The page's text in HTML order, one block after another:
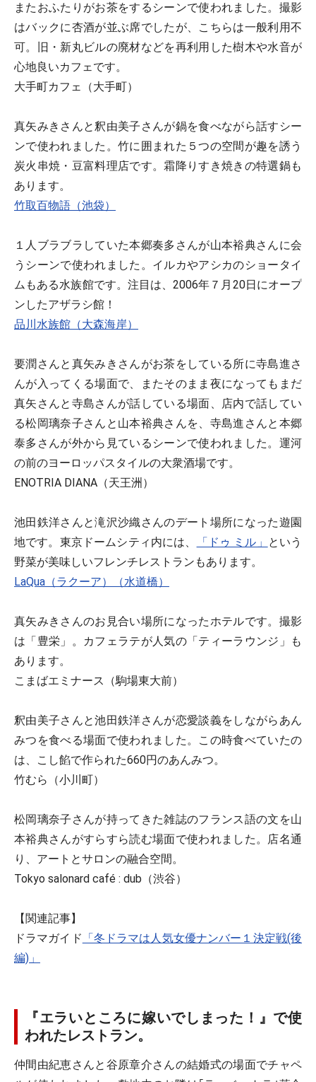
またおふたりがお茶をするシーンで使われました。撮影
はバックに杏酒が並ぶ席でしたが、こちらは一般利用不
可。旧・新丸ビルの廃材などを再利用した樹木や水音が
心地良いカフェです。
大手町カフェ（大手町）
真矢みきさんと釈由美子さんが鍋を食べながら話すシー
ンで使われました。竹に囲まれた５つの空間が趣を誘う
炭火串焼・豆富料理店です。霜降りすき焼きの特選鍋も
あります。
竹取百物語（池袋）
１人ブラブラしていた本郷奏多さんが山本裕典さんに会
うシーンで使われました。イルカやアシカのショータイ
ムもある水族館です。注目は、2006年７月20日にオープ
ンしたアザラシ館！
品川水族館（大森海岸）
要潤さんと真矢みきさんがお茶をしている所に寺島進さ
んが入ってくる場面で、またそのまま夜になってもまだ
真矢さんと寺島さんが話している場面、店内で話してい
る松岡璃奈子さんと山本裕典さんを、寺島進さんと本郷
泰多さんが外から見ているシーンで使われました。運河
の前のヨーロッパスタイルの大衆酒場です。
ENOTRIA DIANA（天王洲）
池田鉄洋さんと滝沢沙織さんのデート場所になった遊園
地です。東京ドームシティ内には、
「ドゥ ミル」 という
野菜が美味しいフレンチレストランもあります。
LaQua（ラクーア）（水道橋）
真矢みきさんのお見合い場所になったホテルです。撮影
は「豊栄」。カフェラテが人気の「ティーラウンジ」も
あります。
こまばエミナース（駒場東大前）
釈由美子さんと池田鉄洋さんが恋愛談義をしながらあん
みつを食べる場面で使われました。この時食べていたの
は、こし餡で作られた660円のあんみつ。
竹むら（小川町）
松岡璃奈子さんが持ってきた雑誌のフランス語の文を山
本裕典さんがすらすら読む場面で使われました。店名通
り、アートとサロンの融合空間。
Tokyo salonard café : dub（渋谷）
【関連記事】
ドラマガイド 「冬ドラマは人気女優ナンバー１決定戦(後
編)」
『エラいところに嫁いでしまった！』で使
われたレストラン。
仲間由紀恵さんと谷原章介さんの結婚式の場面でチャペ